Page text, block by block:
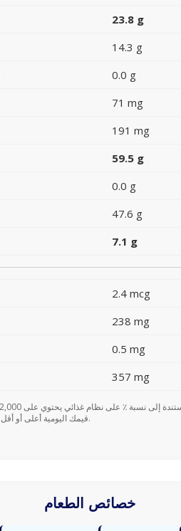
23.8 g
14.3 g
0.0 g
71 mg
191 mg
59.5 g
0.0 g
47.6 g
7.1 g
2.4 mcg
238 mg
0.5 mg
357 mg
قيمك اليومية أعلى أو أقل حسب احتياجاتك السعرية.
خصائص الطعام